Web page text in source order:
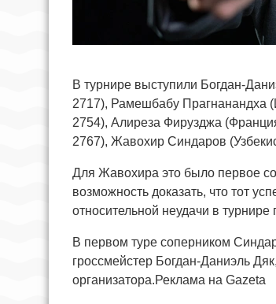
В турнире выступили Богдан-
2717), Рамешбабу Прагнанандха
2754), Алиреза Фирузджа
2767), Жавохир Синдаров
Для Жавохира это было первое
возможность доказать, что тот
относительной неудачи в
В первом туре соперником
гроссмейстер Богдан-Даниэль
организатора.Реклама на Gazeta